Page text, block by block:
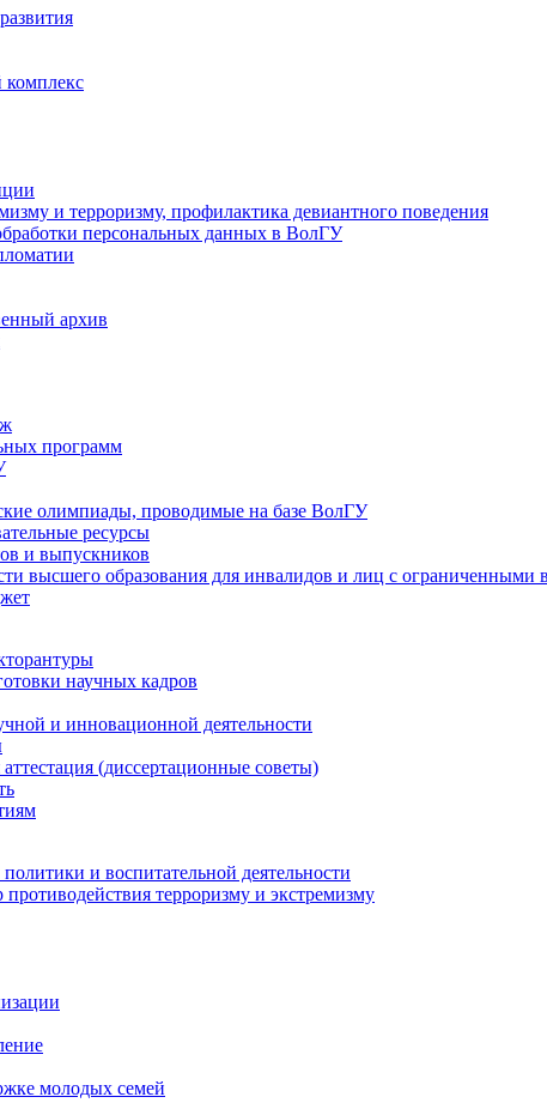
и терроризму, профилактика девиантного поведения
персональных данных в ВолГУ
архив
программ
олимпиады, проводимые на базе ВолГУ
ресурсы
и выпускников
высшего образования для инвалидов и лиц с ограниченными
научных кадров
и инновационной деятельности
аттестация (диссертационные советы)
и воспитательной деятельности
терроризму и экстремизму
молодых семей